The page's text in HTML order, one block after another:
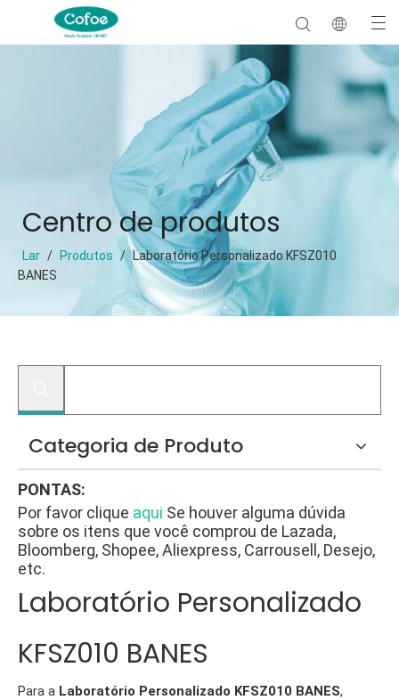
Centro de produtos
Lar / Produtos /
Laboratório Personalizado KFSZ010
BANES
Categoria de Produto
PONTAS:
Por favor clique aqui Se houver alguma dúvida
sobre os itens que você comprou de Lazada,
Bloomberg, Shopee, Aliexpress, Carrousell, Desejo,
etc.
Laboratório Personalizado
KFSZ010 BANES
Para a Laboratório Personalizado KFSZ010 BANES,